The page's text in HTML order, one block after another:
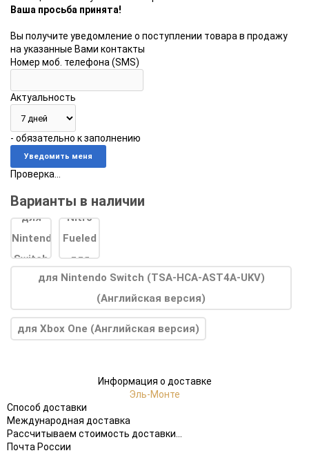
Ваша просьба принята!
Вы получите уведомление о поступлении товара в продажу
на указанные Вами контакты
Номер моб. телефона (SMS)
Актуальность
- обязательно к заполнению
Проверка...
Варианты в наличии
для Nintendo Switch (TSA-HCA-AST4A-UKV)
(Английская версия)
для Xbox One (Английская версия)
Информация о доставке
Эль-Монте
Способ доставки
Международная доставка
Рассчитываем стоимость доставки...
Почта России